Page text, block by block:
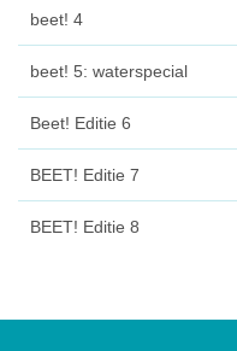
beet! 4
beet! 5: waterspecial
Beet! Editie 6
BEET! Editie 7
BEET! Editie 8